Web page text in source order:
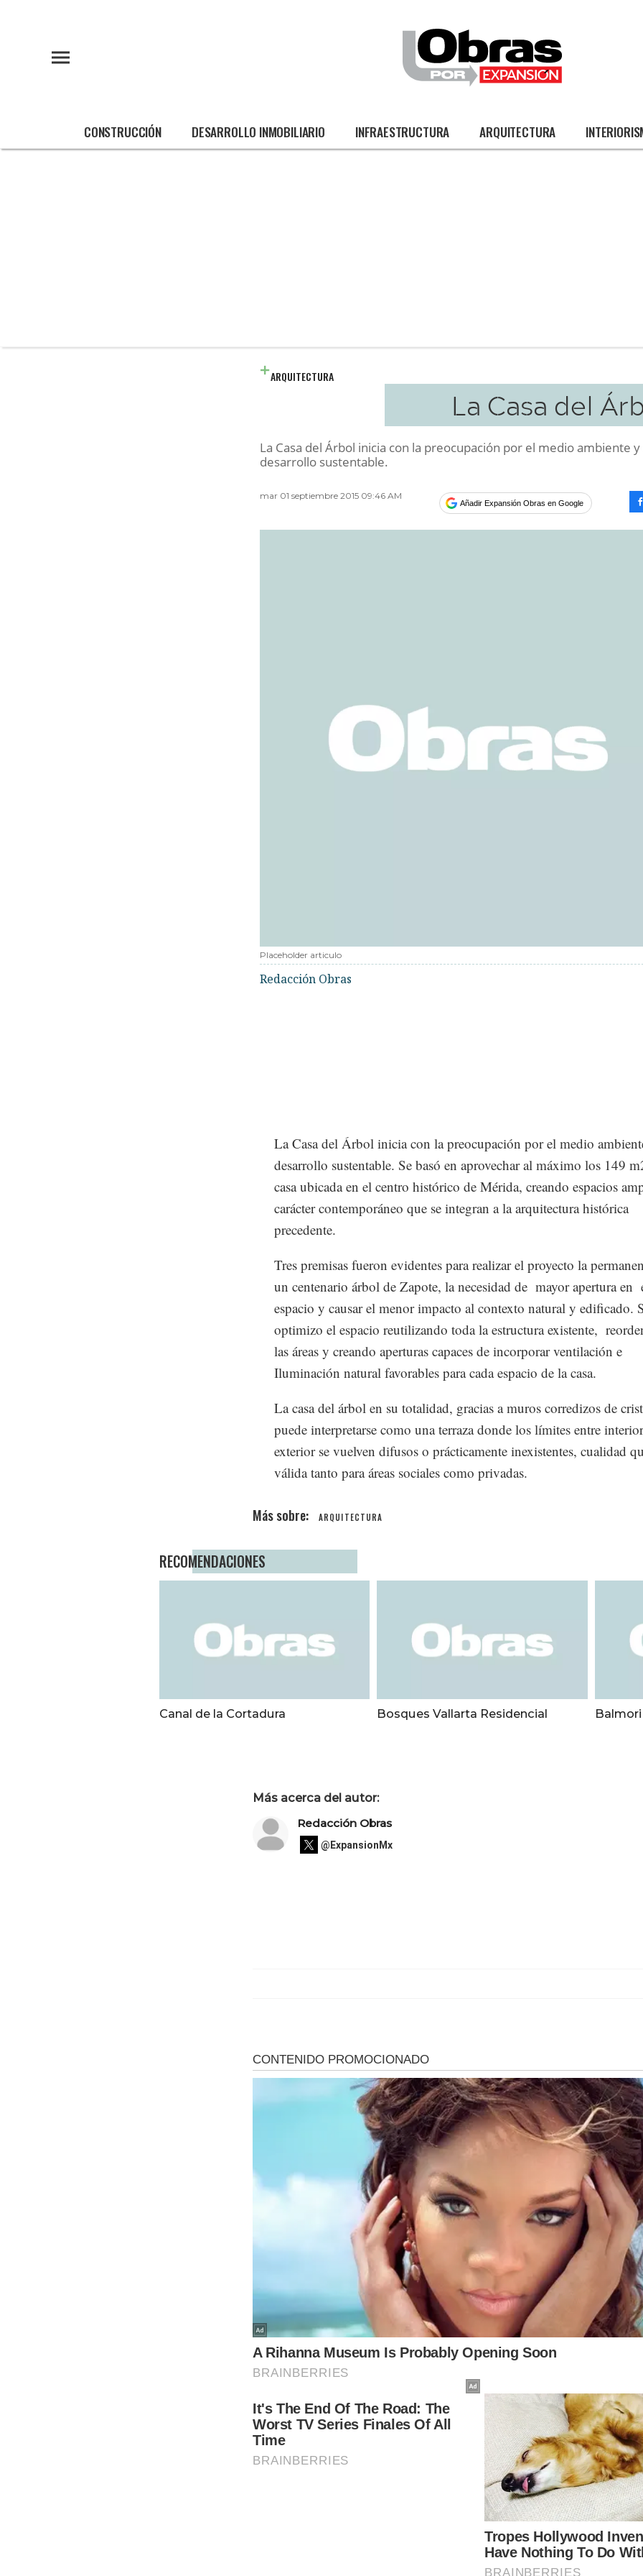
CONSTRUCCIÓN DESARROLLO INMOBILIARIO INFRAESTRUCTURA ARQUITECTURA
ARQUITECTURA
La Casa del
La Casa del Árbol inicia con la preocupación por el medio ambiente y
desarrollo sustentable.
mar 01 septiembre 2015 09:46 AM
Añadir Expansión Obras en Google
Placeholder articulo
Redacción Obras
La Casa del Árbol inicia con la preocupación por el medio
desarrollo sustentable. Se basó en aprovechar al máximo los 149
casa ubicada en el centro histórico de Mérida, creando espacios
carácter contemporáneo que se integran a la arquitectura histórica
precedente.
Tres premisas fueron evidentes para realizar el proyecto la
un centenario árbol de Zapote, la necesidad de mayor apertura en
espacio y causar el menor impacto al contexto natural y edificado.
optimizo el espacio reutilizando toda la estructura existente,
las áreas y creando aperturas capaces de incorporar ventilación e
Iluminación natural favorables para cada espacio de la casa.
La casa del árbol en su totalidad, gracias a muros corredizos de
puede interpretarse como una terraza donde los límites entre
exterior se vuelven difusos o prácticamente inexistentes, cualidad
válida tanto para áreas sociales como privadas.
ARQUITECTURA
RECOMENDACIONES
Canal de la Cortadura Bosques Vallarta Residencial
Más acerca del autor:
Redacción Obras
@ExpansionMx